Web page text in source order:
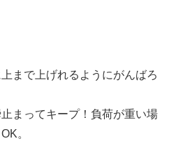
まで上げれるようにがんばろ
まってキープ！負荷が重い場
。